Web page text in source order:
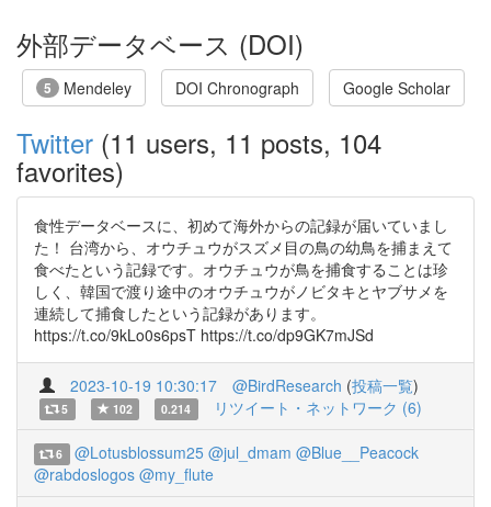
外部データベース (DOI)
5 Mendeley DOI Chronograph Google Scholar
Twitter (11 users, 11 posts, 104
favorites)
食性データベースに、初めて海外からの記録が届いていまし
た！ 台湾から、オウチュウがスズメ目の鳥の幼鳥を捕まえて
食べたという記録です。オウチュウが鳥を捕食することは珍
しく、韓国で渡り途中のオウチュウがノビタキとヤブサメを
連続して捕食したという記録があります。
https://t.co/9kLo0s6psT https://t.co/dp9GK7mJSd
2023-10-19 10:30:17 @BirdResearch (投稿一覧)
5 102 0.214 リツイート・ネットワーク (6)
6 @Lotusblossum25 @jul_dmam @Blue__Peacock
@rabdoslogos @my_flute